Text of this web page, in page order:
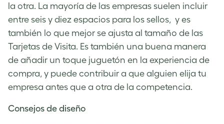
la otra. La mayoría de las empresas suelen incluir
entre seis y diez espacios para los sellos, y es
también lo que mejor se ajusta al tamaño de las
Tarjetas de Visita. Es también una buena manera
de añadir un toque juguetón en la experiencia de
compra, y puede contribuir a que alguien elija tu
empresa antes que a otra de la competencia.
Consejos de diseño